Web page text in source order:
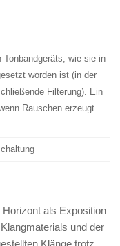
wie sie in
worden ist (in der
Filterung). Ein
Rauschen erzeugt
Horizont als Exposition
und der
Klänge trotz